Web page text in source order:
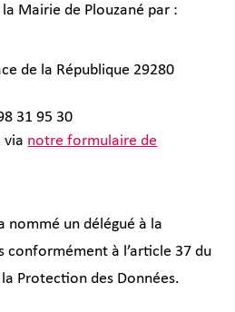
Mairie de Plouzané par :
de la République 29280
31 95 30
via notre formulaire de
nommé un délégué à la
conformément à l’article 37 du
Protection des Données.